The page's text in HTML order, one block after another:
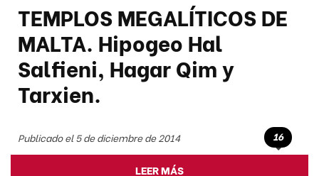
TEMPLOS MEGALÍTICOS DE
MALTA. Hipogeo Hal
Salfieni, Hagar Qim y
Tarxien.
Publicado el 5 de diciembre de 2014 16
LEER MÁS